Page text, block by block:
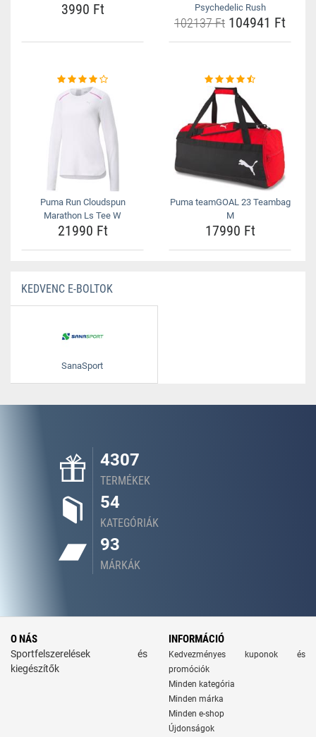
3990 Ft
Psychedelic Rush
102137 Ft 104941 Ft
Puma Run Cloudspun
Marathon Ls Tee W
21990 Ft
Puma teamGOAL 23 Teambag
M
17990 Ft
KEDVENC E-BOLTOK
SanaSport
4307
TERMÉKEK
54
KATEGÓRIÁK
93
MÁRKÁK
O NÁS
Sportfelszerelések és
kiegészítők
INFORMÁCIÓ
Kedvezményes kuponok és
promóciók
Minden kategória
Minden márka
Minden e-shop
Újdonságok